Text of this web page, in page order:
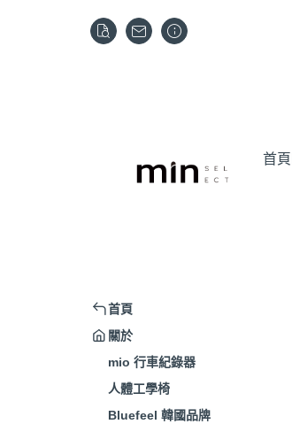
首頁
首頁
關於
mio 行車紀錄器
人體工學椅
Bluefeel 韓國品牌